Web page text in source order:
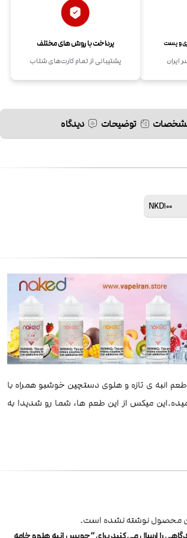
و پست
ایران
پرداخت با روش های مختلف
پشتیبانی از تمام کارت‌های شتاب
توضیحات دیدگاه
NKD100
طعم انبه ی تازه و هلوی دستچین خوشبو همراه با
میکس از این طعم ها، شما رو شدیدا به
محصول نوشته نشده است.